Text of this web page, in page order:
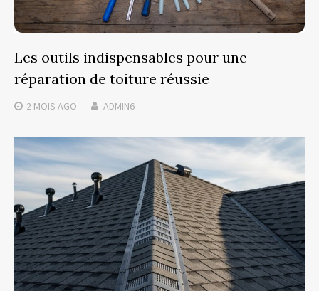
Les outils indispensables pour une
réparation de toiture réussie
2 MOIS AGO ADMIN6